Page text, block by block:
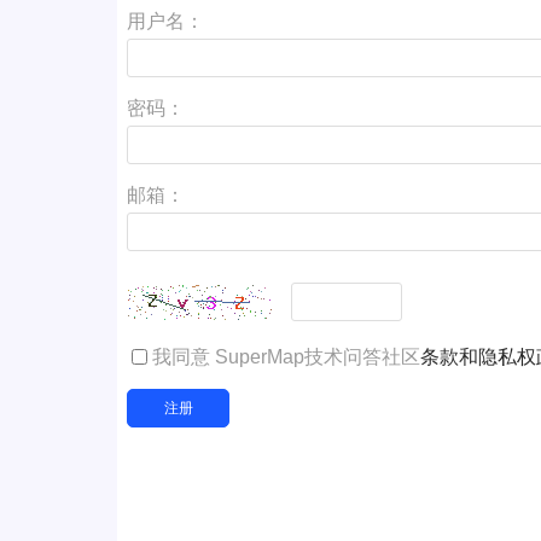
用户名：
密码：
邮箱：
我同意 SuperMap技术问答社区条款和隐私权